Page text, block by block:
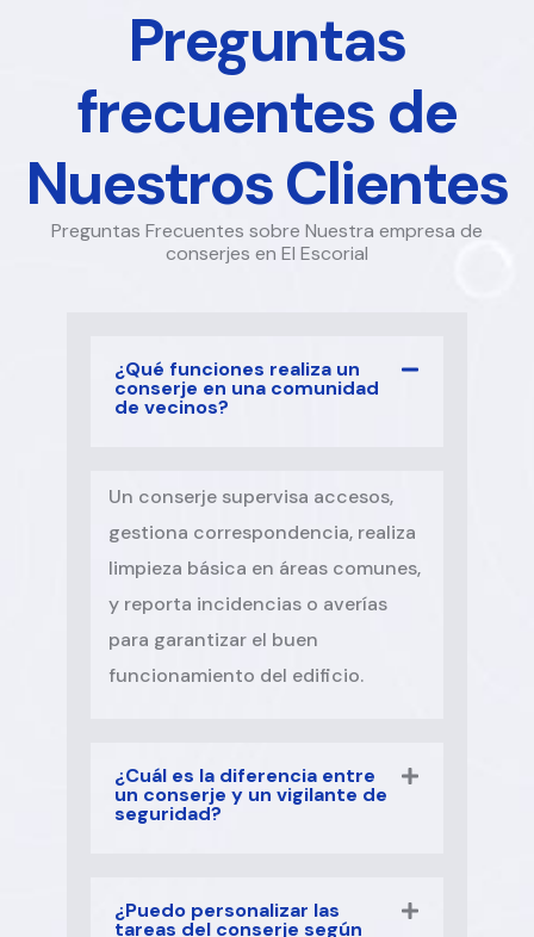
Preguntas
frecuentes de
Nuestros Clientes
Preguntas Frecuentes sobre Nuestra empresa de
conserjes en El Escorial
¿Qué funciones realiza un
conserje en una comunidad
de vecinos?
Un conserje supervisa accesos,
gestiona correspondencia, realiza
limpieza básica en áreas comunes,
y reporta incidencias o averías
para garantizar el buen
funcionamiento del edificio.
¿Cuál es la diferencia entre
un conserje y un vigilante de
seguridad?
¿Puedo personalizar las
tareas del conserje según